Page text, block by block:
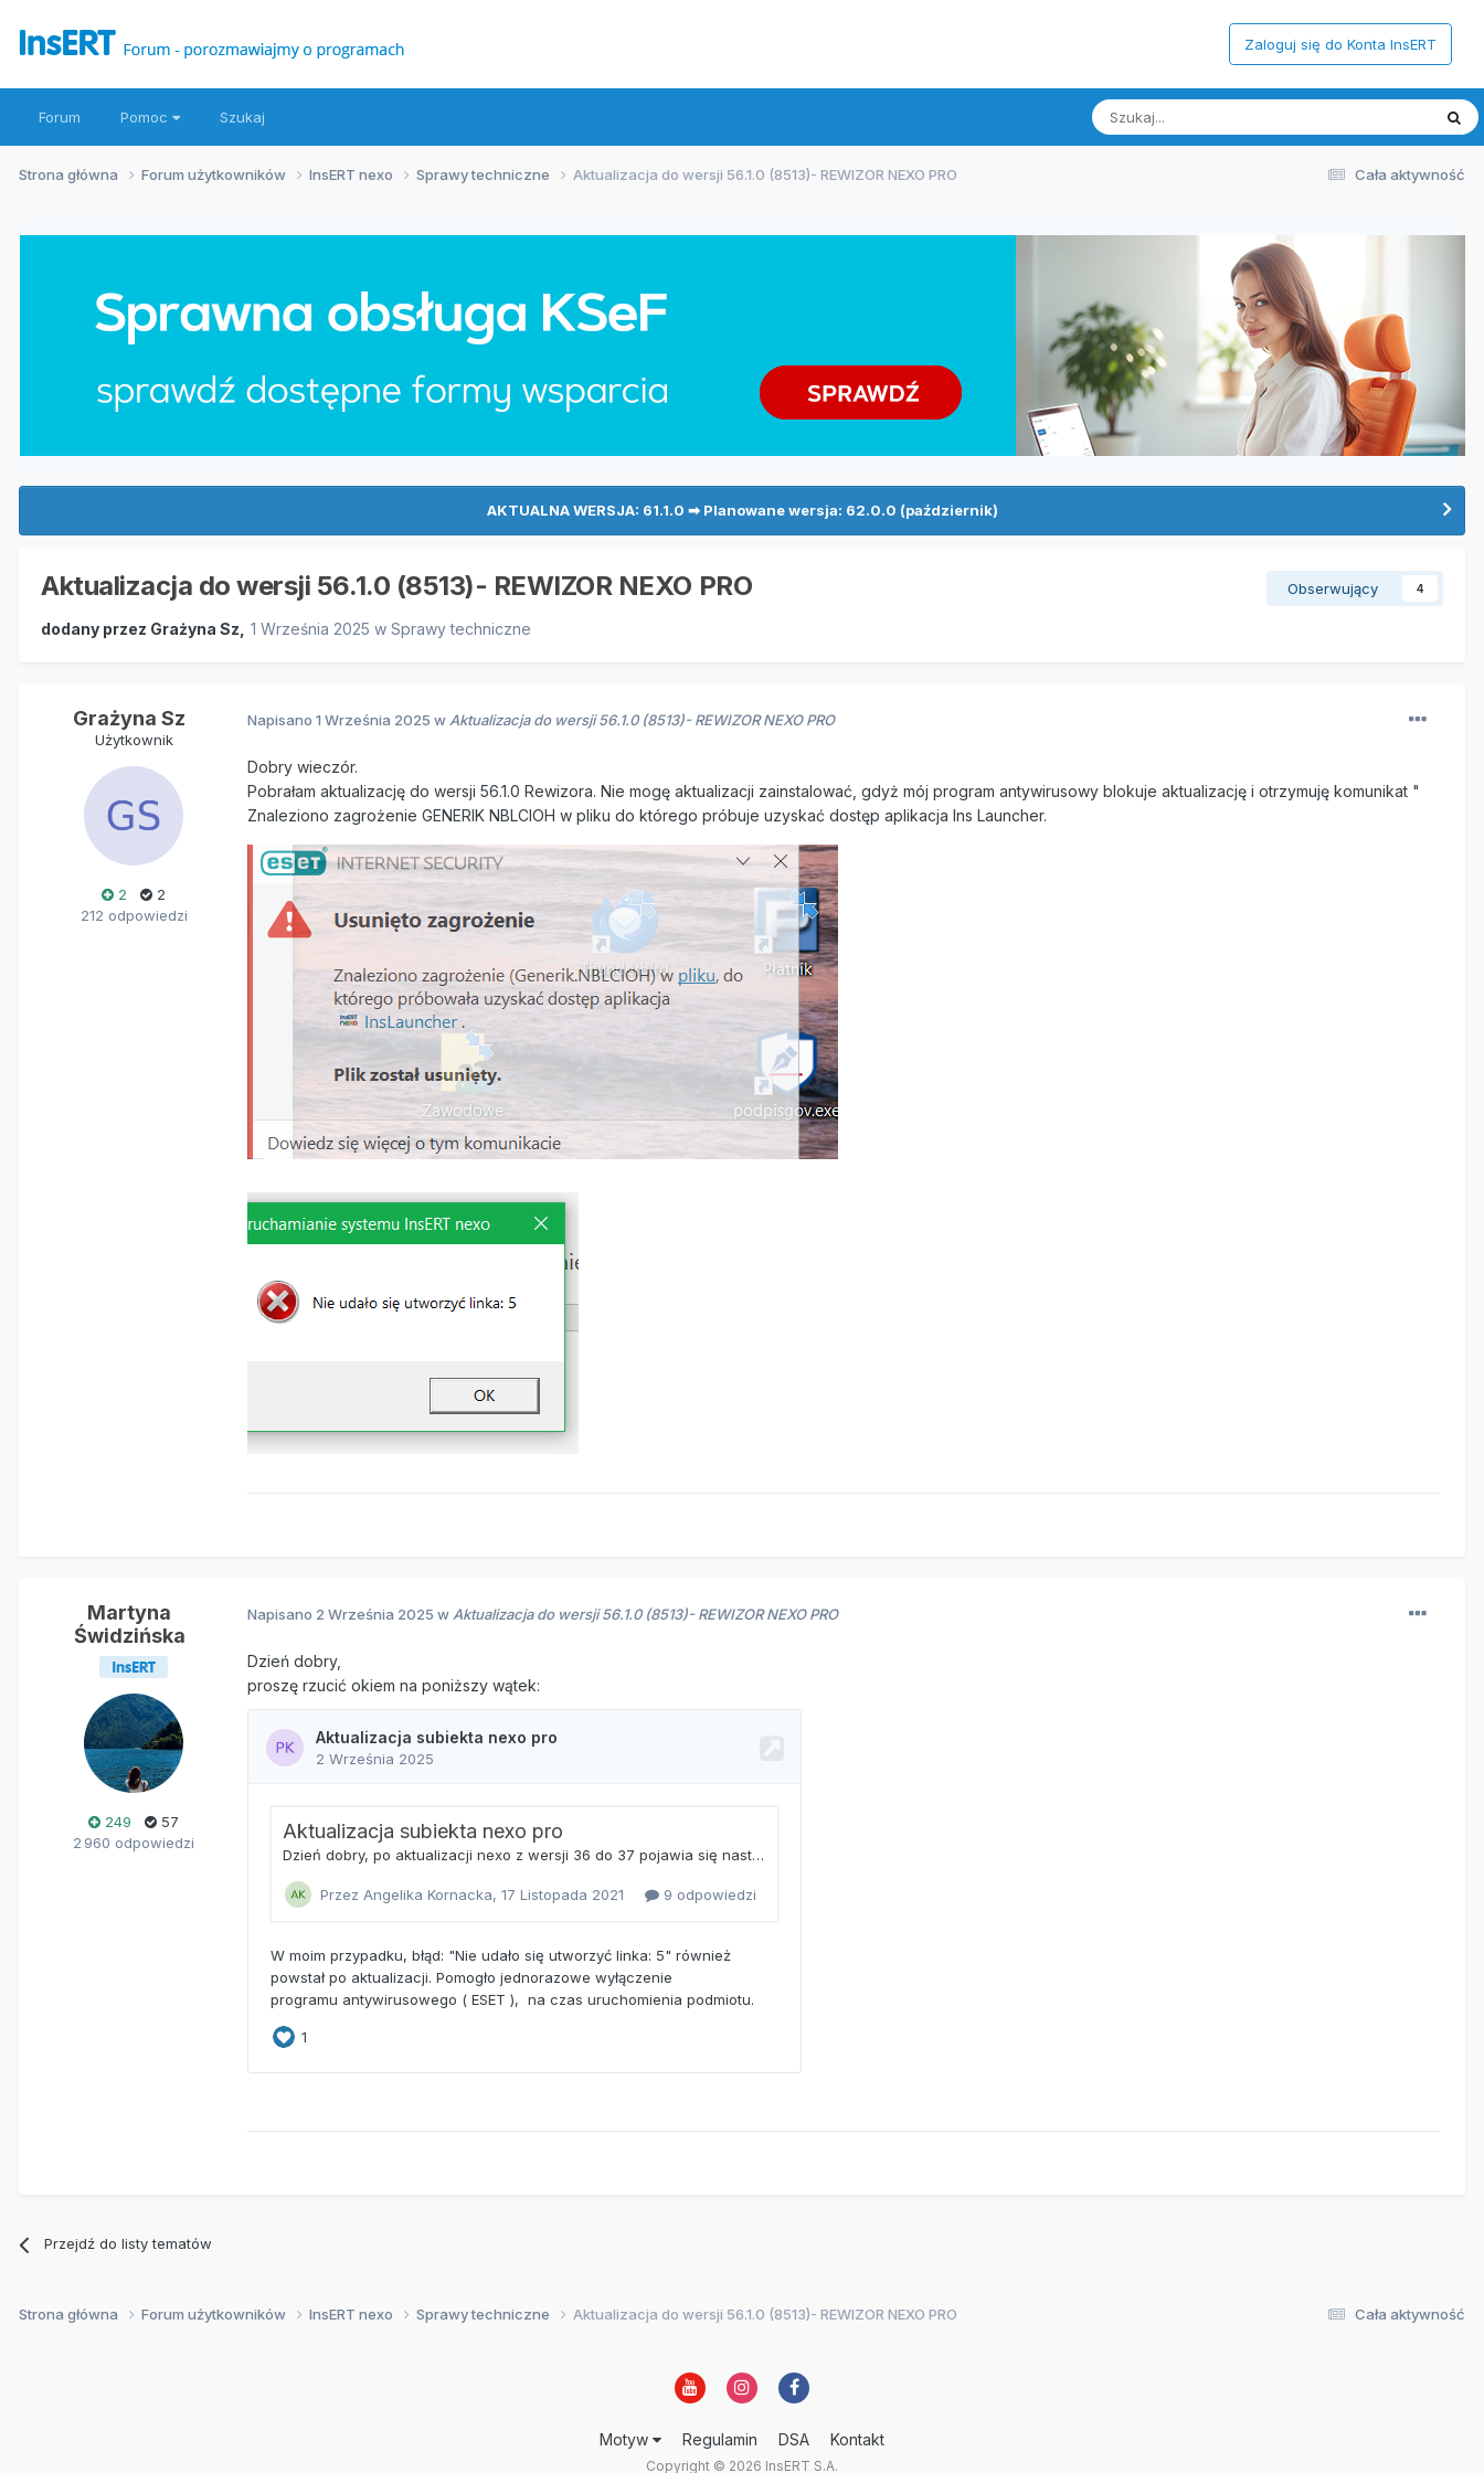
Zaloguj się do Konta InsERT
Forum Pomoc Szukaj
Cała aktywność
Strona główna Forum użytkowników InsERT nexo Sprawy techniczne Aktualizacja do wersji 56.1.0 (8513)- REWIZOR NEXO PRO
AKTUALNA WERSJA: 61.1.0 ➡ Planowane wersja: 62.0.0 (październik)
Aktualizacja do wersji 56.1.0 (8513)- REWIZOR NEXO PRO Obserwujący 4
dodany przez Grażyna Sz 1 Września 2025 w Sprawy techniczne
Grażyna Sz
Użytkownik
2
2
212 odpowiedzi
Napisano 1 Września 2025 w Aktualizacja do wersji 56.1.0 (8513)- REWIZOR NEXO PRO
Dobry wieczór.
Pobrałam aktualizację do wersji 56.1.0 Rewizora. Nie mogę aktualizacji zainstalować, gdyż mój program antywirusowy blokuje aktualizację i otrzymuję komunikat "
Znaleziono zagrożenie GENERIK NBLCIOH w pliku do którego próbuje uzyskać dostęp aplikacja Ins Launcher.
Martyna
Świdzińska
249
57
2 960 odpowiedzi
Napisano 2 Września 2025 w Aktualizacja do wersji 56.1.0 (8513)- REWIZOR NEXO PRO
Dzień dobry,
proszę rzucić okiem na poniższy wątek:
Przejdź do listy tematów
Cała aktywność
Strona główna Forum użytkowników InsERT nexo Sprawy techniczne Aktualizacja do wersji 56.1.0 (8513)- REWIZOR NEXO PRO
Motyw Regulamin DSA Kontakt
Copyright © 2026 InsERT S.A.